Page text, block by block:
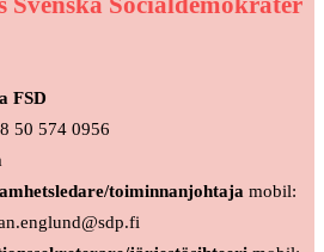
FSD
50 574 0956
toiminnanjohtaja mobil: